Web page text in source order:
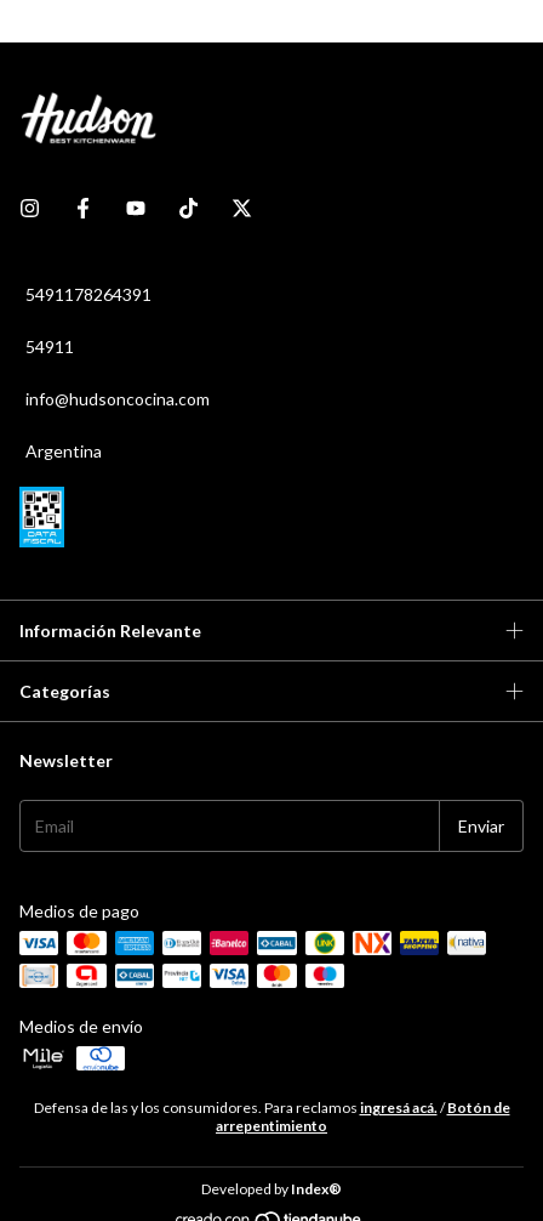
5491178264391
54911
info@hudsoncocina.com
Argentina
Información Relevante
Categorías
Newsletter
Medios de pago
Medios de envío
Defensa de las y los consumidores. Para reclamos ingresá acá./ Botón de
arrepentimiento
Developed by Index®